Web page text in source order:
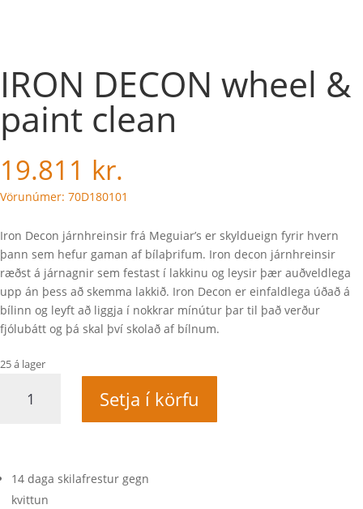
IRON DECON wheel &
paint clean
19.811 kr.
Vörunúmer: 70D180101
Iron Decon járnhreinsir frá Meguiar’s er skyldueign fyrir hvern
þann sem hefur gaman af bílaþrifum. Iron decon járnhreinsir
ræðst á járnagnir sem festast í lakkinu og leysir þær auðveldlega
upp án þess að skemma lakkið. Iron Decon er einfaldlega úðað á
bílinn og leyft að liggja í nokkrar mínútur þar til það verður
fjólubátt og þá skal því skolað af bílnum.
25 á lager
DECON
clean
quantity
Setja í körfu
14 daga skilafrestur gegn
kvittun